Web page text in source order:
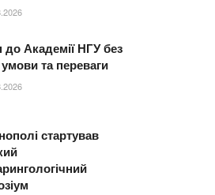
до Академії НГУ без
та переваги
стартував